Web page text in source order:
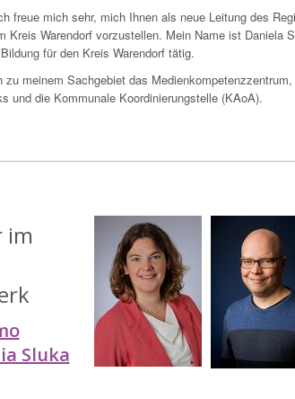
freue mich sehr, mich Ihnen als neue Leitung des
Kreis Warendorf vorzustellen. Mein Name ist Daniela
für den Kreis Warendorf tätig.
zu meinem Sachgebiet das
und die Kommunale Koordinierungstelle (KAoA).
im
Sluka